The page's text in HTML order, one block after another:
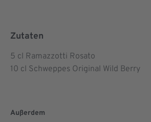
Zutaten
5 cl Ramazzotti Rosato
10 cl Schweppes Original Wild Berry
Außerdem